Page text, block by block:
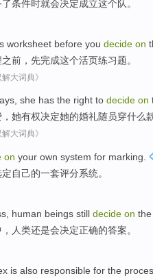
了条件时就会决定成立这个队 。
worksheet before you decide on
之前 ，先完成这个活页练习题。
大词典》
, she has the right to decide on
， 她有权决定她的婚礼随员穿什么
大词典》
on your own system for marking
自己的一套评分系统。
human beings still decide on the
， 人类还是会决定正确的答案。
is also responsible for the